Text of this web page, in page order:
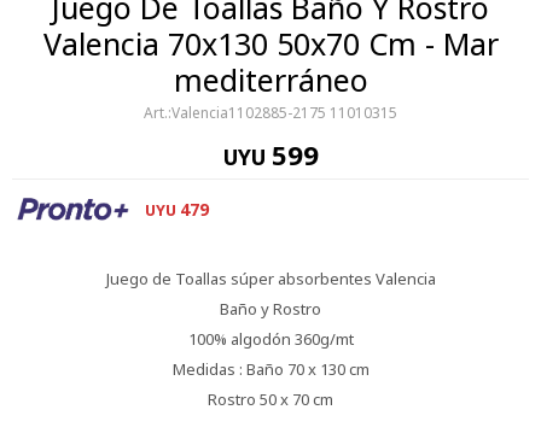
Valencia 70x130 50x70 Cm - Mar
mediterráneo
Valencia1102885-2175 11010315
UYU 599
UYU 479
Juego de Toallas súper absorbentes Valencia
Baño y Rostro
100% algodón 360g/mt
Medidas : Baño 70 x 130 cm
Rostro 50 x 70 cm